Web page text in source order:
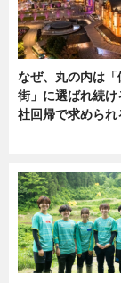
なぜ、丸の内は「
街」に選ばれ続け
社回帰で求めら